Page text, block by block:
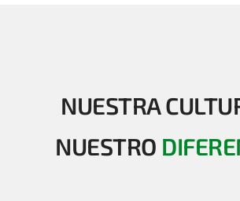
NUESTRA
NUESTRO